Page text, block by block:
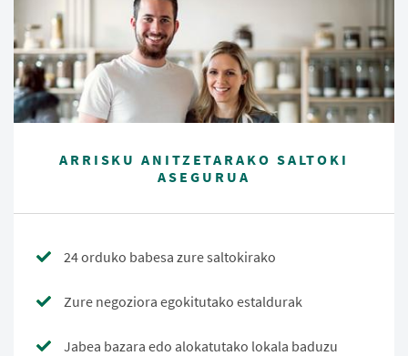
ARRISKU ANITZETARAKO SALTOKI
ASEGURUA
24 orduko babesa zure saltokirako
Zure negoziora egokitutako estaldurak
Jabea bazara edo alokatutako lokala baduzu